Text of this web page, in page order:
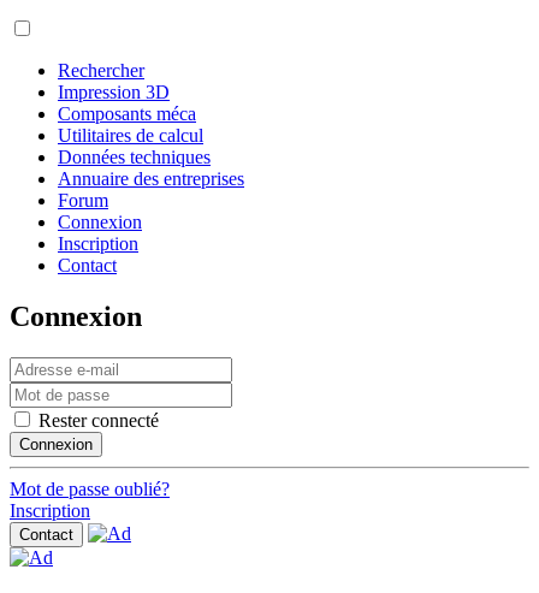
Rechercher
Impression 3D
Composants méca
Utilitaires de calcul
Données techniques
Annuaire des entreprises
Forum
Connexion
Inscription
Contact
Connexion
Rester connecté
Connexion
Mot de passe oublié?
Inscription
Contact